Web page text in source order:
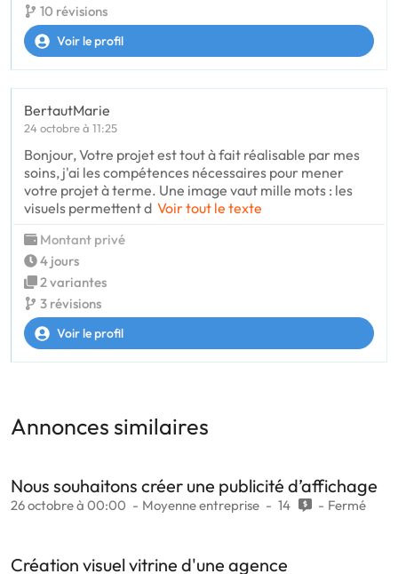
10 révisions
Voir le profil
BertautMarie
24 octobre à 11:25
Bonjour, Votre projet est tout à fait réalisable par mes
soins, j'ai les compétences nécessaires pour mener
votre projet à terme. Une image vaut mille mots : les
visuels permettent d Voir tout le texte
Montant privé
4 jours
2 variantes
3 révisions
Voir le profil
Annonces similaires
Nous souhaitons créer une publicité d’affichage
26 octobre à 00:00 Moyenne entreprise 14 Fermé
Création visuel vitrine d'une agence